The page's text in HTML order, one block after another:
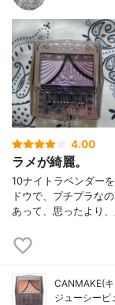
4.00
ラメが綺麗。
10ナイトラベンダー
ドウで、プチプラな
あって、思ったより
CANMAKE(
ジューシーピ